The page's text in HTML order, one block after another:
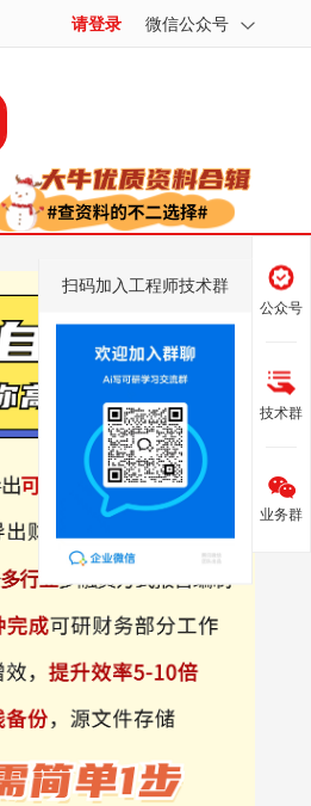
请登录 微信公众号
公众号
技术群
扫码加入工程师技术群
业务群